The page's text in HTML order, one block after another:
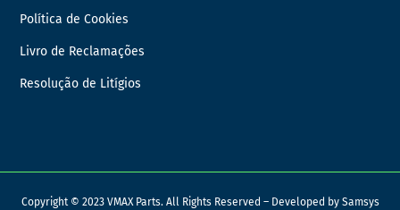
Política de Cookies
Livro de Reclamações
Resolução de Litígios
Copyright © 2023 VMAX Parts. All Rights Reserved – Developed by Samsys